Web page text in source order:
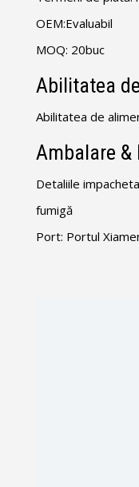
OEM:Evaluabil
MOQ: 20buc
Abilitatea
Abilitatea de
Ambalare &
Detaliile
fumigă
Port: Portul